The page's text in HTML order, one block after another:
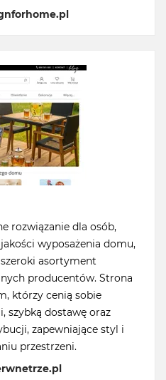
rozwiązanie dla osób,
wyposażenia domu,
asortyment
producentów. Strona
którzy cenią sobie
szybką dostawę oraz
zapewniające styl i
przestrzeni.